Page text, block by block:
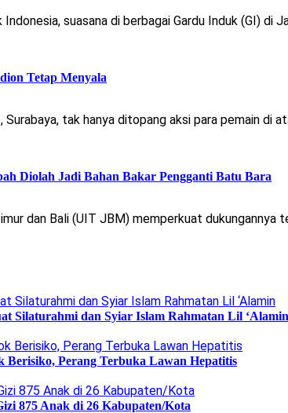
suasana di berbagai Gardu Induk (GI)
Tetap Menyala
tak hanya ditopang aksi para pemain di
Diolah Jadi Bahan Bakar Pengganti Batu Bara
dan Bali (UIT JBM) memperkuat dukungannya
Silaturahmi dan Syiar Islam Rahmatan Lil ‘Alamin
Perang Terbuka Lawan Hepatitis
875 Anak di 26 Kabupaten/Kota